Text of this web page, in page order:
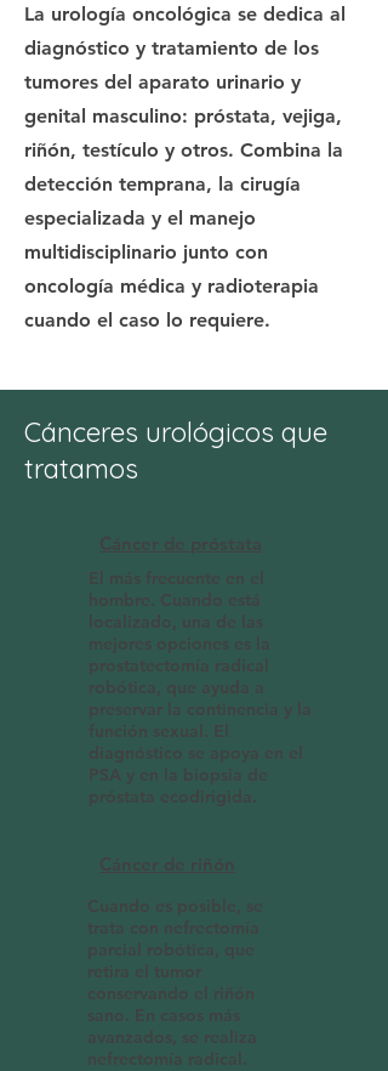
La urología oncológica se dedica al
diagnóstico y tratamiento de los
tumores del aparato urinario y
genital masculino: próstata, vejiga,
riñón, testículo y otros. Combina la
detección temprana, la cirugía
especializada y el manejo
multidisciplinario junto con
oncología médica y radioterapia
cuando el caso lo requiere.
Cánceres urológicos que
tratamos
El más frecuente en el
hombre. Cuando está
localizado, una de las
mejores opciones es la
prostatectomía radical
robótica, que ayuda a
preservar la continencia y la
función sexual. El
diagnóstico se apoya en el
PSA y en la biopsia de
próstata ecodirigida.
Cuando es posible, se
trata con nefrectomía
parcial robótica, que
retira el tumor
conservando el riñón
sano. En casos más
avanzados, se realiza
nefrectomía radical.